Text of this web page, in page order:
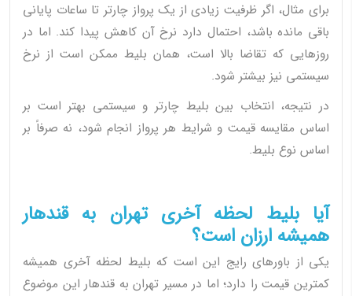
برای مثال، اگر ظرفیت زیادی از یک پرواز چارتر تا ساعات پایانی
باقی مانده باشد، احتمال دارد نرخ آن کاهش پیدا کند. اما در
روزهایی که تقاضا بالا است، همان بلیط ممکن است از نرخ
سیستمی نیز بیشتر شود.
در نتیجه، انتخاب بین بلیط چارتر و سیستمی بهتر است بر
اساس مقایسه قیمت و شرایط هر پرواز انجام شود، نه صرفاً بر
اساس نوع بلیط.
آیا بلیط لحظه آخری تهران به قندهار
همیشه ارزان است؟
یکی از باورهای رایج این است که بلیط لحظه آخری همیشه
کمترین قیمت را دارد؛ اما در مسیر تهران به قندهار این موضوع